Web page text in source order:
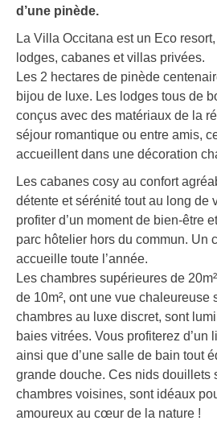
d’une pinède.
La Villa Occitana est un Eco
lodges, cabanes et villas privées.
Les 2 hectares de pinède
bijou de luxe. Les lodges tous de
conçus avec des matériaux de la
séjour romantique ou entre amis,
accueillent dans une décoration
Les cabanes cosy au confort
détente et sérénité tout au long de
profiter d’un moment de bien-être
parc hôtelier hors du commun. Un
accueille toute l’année.
Les chambres supérieures de
de 10m², ont une vue chaleureuse
chambres au luxe discret, sont
baies vitrées. Vous profiterez d’un
ainsi que d’une salle de bain tout
grande douche. Ces nids douillets
chambres voisines, sont idéaux
amoureux au cœur de la nature !